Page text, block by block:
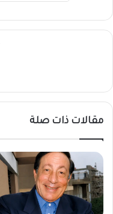
مقالات ذات صلة